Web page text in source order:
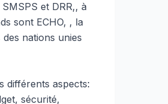
et DRR,, à
sont ECHO, , la
nations unies
différents aspects:
sécurité,